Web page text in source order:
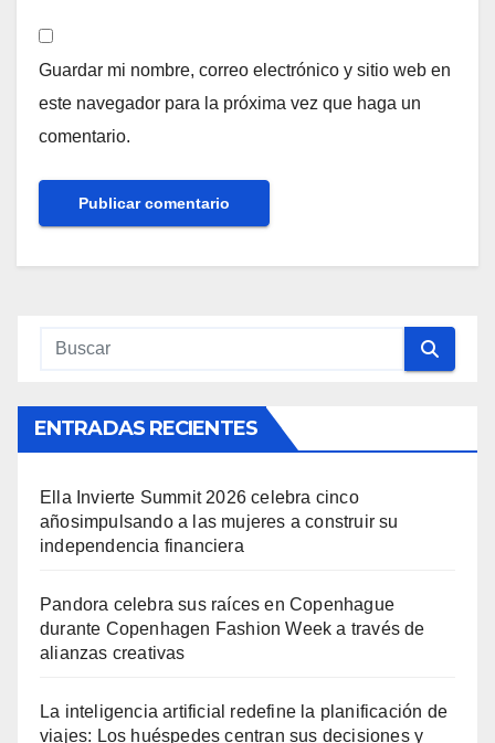
Guardar mi nombre, correo electrónico y sitio web en
este navegador para la próxima vez que haga un
comentario.
ENTRADAS RECIENTES
Ella Invierte Summit 2026 celebra cinco
añosimpulsando a las mujeres a construir su
independencia financiera
Pandora celebra sus raíces en Copenhague
durante Copenhagen Fashion Week a través de
alianzas creativas
La inteligencia artificial redefine la planificación de
viajes: Los huéspedes centran sus decisiones y